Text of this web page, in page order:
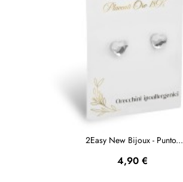
2Easy New Bijoux - Punto...
Prezzo
4,90 €